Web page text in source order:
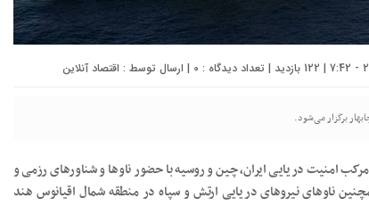
0 | ارسال توسط : اقتصاد آنلاین
برگزار می‌شود.
امنیت دریایی ایران، چین و روسیه با حضور ناو‌ها و شناور‌های رزمی و
ناو‌های نیرو‌های دریایی ارتش و سپاه در منطقه شمال اقیانوس هند